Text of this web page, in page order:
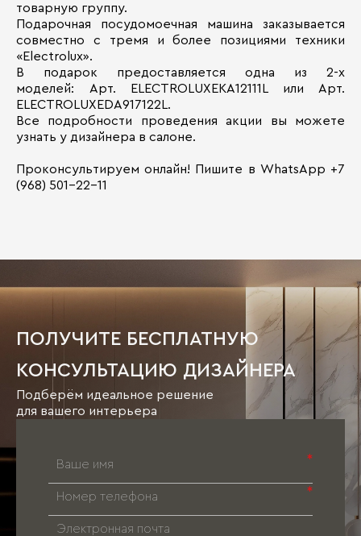
товарную группу.
Подарочная посудомоечная машина заказывается
совместно с тремя и более позициями техники
«Electrolux».
В подарок предоставляется одна из 2-х
моделей: Арт. ELECTROLUXEKA12111L или Арт.
ELECTROLUXEDA917122L.
Все подробности проведения акции вы можете
узнать у дизайнера в салоне.
Проконсультируем онлайн! Пишите в WhatsApp +7
(968) 501-22-11
ПОЛУЧИТЕ БЕСПЛАТНУЮ
КОНСУЛЬТАЦИЮ ДИЗАЙНЕРА
Подберём идеальное решение
для вашего интерьера
*
*